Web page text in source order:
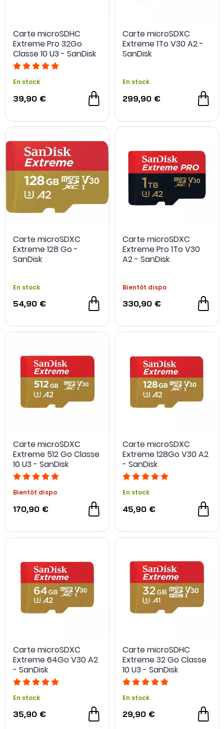
Carte microSDHC
Extreme Pro 32Go
Classe 10 U3 - SanDisk
En stock
39,90 €
Carte microSDXC
Extreme 1To V30 A2 -
SanDisk
En stock
299,90 €
Carte microSDXC
Extreme 128 Go -
SanDisk
En stock
54,90 €
Carte microSDXC
Extreme Pro 1To V30
A2 - SanDisk
Bientôt dispo
330,90 €
Carte microSDXC
Extreme 512 Go Classe
10 U3 - SanDisk
Bientôt dispo
170,90 €
Carte microSDXC
Extreme 128Go V30 A2
- SanDisk
En stock
45,90 €
Carte microSDXC
Extreme 64Go V30 A2
- SanDisk
En stock
35,90 €
Carte microSDHC
Extreme 32 Go Classe
10 U3 - SanDisk
En stock
29,90 €